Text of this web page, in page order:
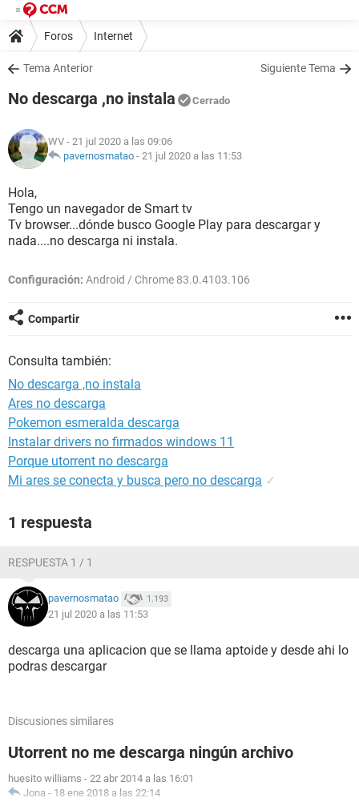
Foros Internet
Tema Anterior Siguiente Tema
No descarga ,no instala Cerrado
WV - 21 jul 2020 a las 09:06
pavernosmatao - 21 jul 2020 a las 11:53
Hola,
Tengo un navegador de Smart tv
Tv browser...dónde busco Google Play para descargar y
nada....no descarga ni instala.
Configuración: Android / Chrome 83.0.4103.106
Compartir
Consulta también:
No descarga ,no instala
Ares no descarga
Pokemon esmeralda descarga
Instalar drivers no firmados windows 11
Porque utorrent no descarga
Mi ares se conecta y busca pero no descarga ✓
1 respuesta
RESPUESTA 1 / 1
pavernosmatao 1.193
21 jul 2020 a las 11:53
descarga una aplicacion que se llama aptoide y desde ahi lo
podras descargar
Discusiones similares
Utorrent no me descarga ningún archivo
huesito williams - 22 abr 2014 a las 16:01
Jona - 18 ene 2018 a las 22:14